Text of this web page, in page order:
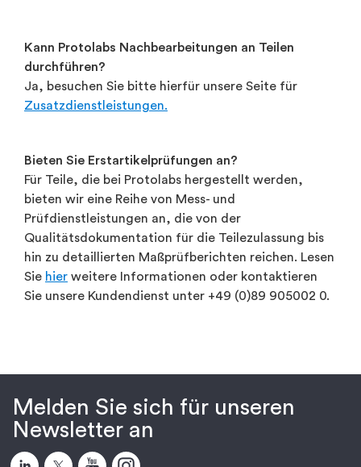
Kann Protolabs Nachbearbeitungen an Teilen
durchführen?
Ja, besuchen Sie bitte hierfür unsere Seite für
Zusatzdienstleistungen.
Bieten Sie Erstartikelprüfungen an?
Für Teile, die bei Protolabs hergestellt werden,
bieten wir eine Reihe von Mess- und
Prüfdienstleistungen an, die von der
Qualitätsdokumentation für die Teilezulassung bis
hin zu detaillierten Maßprüfberichten reichen. Lesen
Sie hier weitere Informationen oder kontaktieren
Sie unsere Kundendienst unter +49 (0)89 905002 0.
Melden Sie sich für unseren
Newsletter an